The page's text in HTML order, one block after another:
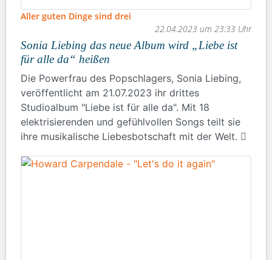
Aller guten Dinge sind drei
22.04.2023 um 23:33 Uhr
Sonia Liebing das neue Album wird „Liebe ist
für alle da“ heißen
Die Powerfrau des Popschlagers, Sonia Liebing,
veröffentlicht am 21.07.2023 ihr drittes
Studioalbum "Liebe ist für alle da". Mit 18
elektrisierenden und gefühlvollen Songs teilt sie
ihre musikalische Liebesbotschaft mit der Welt.